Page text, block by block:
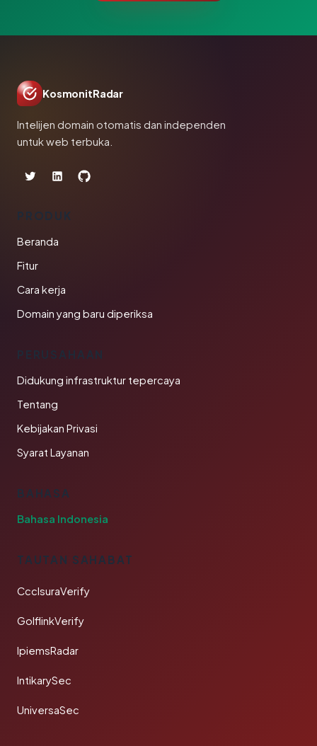
KosmonitRadar
Intelijen domain otomatis dan independen
untuk web terbuka.
PRODUK
Beranda
Fitur
Cara kerja
Domain yang baru diperiksa
PERUSAHAAN
Didukung infrastruktur tepercaya
Tentang
Kebijakan Privasi
Syarat Layanan
BAHASA
Bahasa Indonesia
TAUTAN SAHABAT
CcclsuraVerify
GolflinkVerify
IpiemsRadar
IntikarySec
UniversaSec